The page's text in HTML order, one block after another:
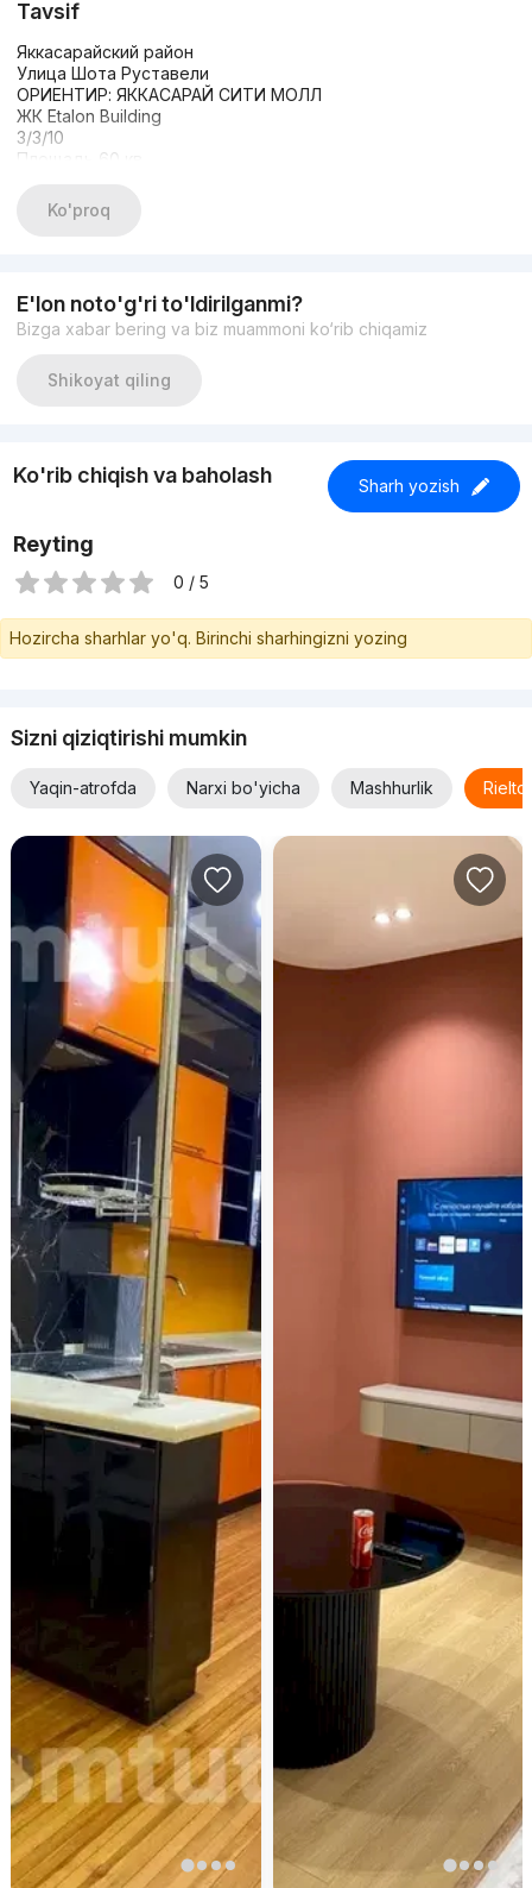
Tavsif
Яккасарайский район
Улица Шота Руставели
ОРИЕНТИР: ЯККАСАРАЙ СИТИ МОЛЛ
ЖК Etalon Building
3/3/10
Площадь 60 кв
Цена 110.000$ Торг
Ko'proq
E'lon noto'g'ri to'ldirilganmi?
Bizga xabar bering va biz muammoni ko‘rib chiqamiz
Shikoyat qiling
Ko'rib chiqish va baholash Sharh yozish
Reyting
0 / 5
Hozircha sharhlar yo'q. Birinchi sharhingizni yozing
Sizni qiziqtirishi mumkin
Yaqin-atrofda Narxi bo'yicha Mashhurlik